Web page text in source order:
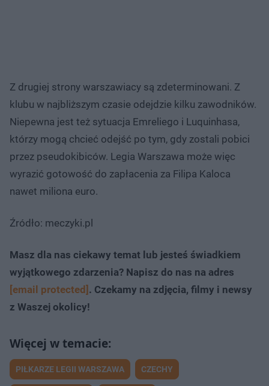
Z drugiej strony warszawiacy są zdeterminowani. Z
klubu w najbliższym czasie odejdzie kilku zawodników.
Niepewna jest też sytuacja Emreliego i Luquinhasa,
którzy mogą chcieć odejść po tym, gdy zostali pobici
przez pseudokibiców. Legia Warszawa może więc
wyrazić gotowość do zapłacenia za Filipa Kaloca
nawet miliona euro.
Źródło: meczyki.pl
Masz dla nas ciekawy temat lub jesteś świadkiem
wyjątkowego zdarzenia? Napisz do nas na adres
[email protected] . Czekamy na zdjęcia, filmy i newsy
z Waszej okolicy!
PIŁKARZE LEGII WARSZAWA CZECHY